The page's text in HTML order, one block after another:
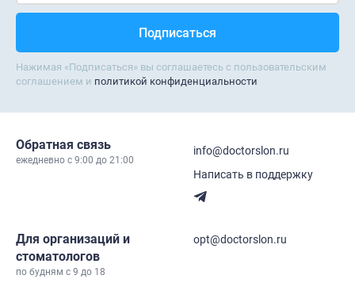
Нажимая «Подписаться» вы соглашаетесь с пользовательским
соглашением и политикой конфиденциальности
Обратная связь
ежедневно c 9:00 до 21:00
info@doctorslon.ru
Написать в поддержку
Для организаций и
стоматологов
по будням с 9 до 18
opt@doctorslon.ru